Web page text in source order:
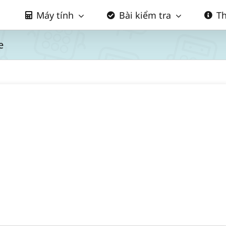
Máy tính Bài kiểm tra